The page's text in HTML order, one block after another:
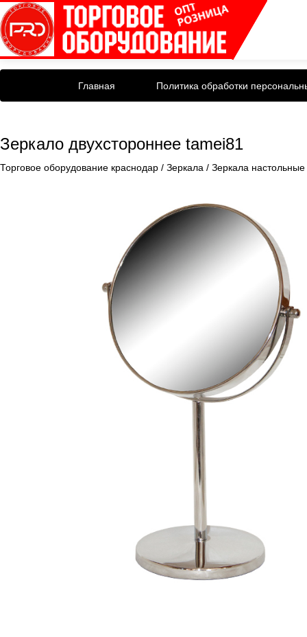
Главная Политика обработки
Зеркало двухстороннее tamei81
Торговое оборудование краснодар / Зеркала / Зеркала настольные